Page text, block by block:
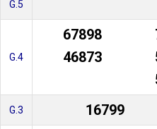
G.5
G.4
67898
46873
G.3 16799